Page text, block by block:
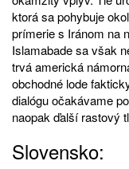
ktorá sa pohybuje
prímerie s Iránom na
Islamabade sa však
trvá americká
obchodné lode
dialógu očakávame
naopak ďalší rastový
Slovensko: